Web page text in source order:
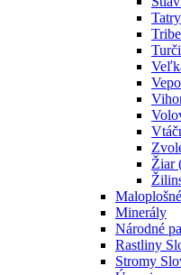
Žiar
Minerály
Národné
Rastliny
Stromy